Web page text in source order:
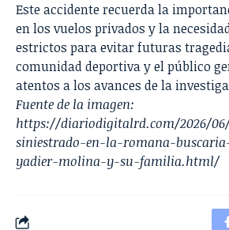
Este accidente recuerda la
en los vuelos privados y la
estrictos para evitar futuras
comunidad deportiva y el público
atentos a los avances de la
Fuente de la imagen:
https://diariodigitalrd.com/2026/
siniestrado-en-la-romana-
yadier-molina-y-su-familia.html/